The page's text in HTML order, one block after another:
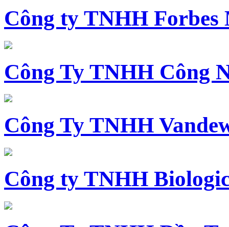
Công ty TNHH
Công Ty TNHH Công
Công Ty TNHH
Công ty TNHH